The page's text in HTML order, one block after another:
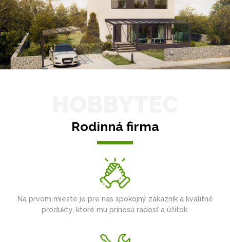
Rodinná firma
Na prvom mieste je pre nás spokojný zákazník a kvalitné
produkty, ktoré mu prinesú radosť a úžitok.